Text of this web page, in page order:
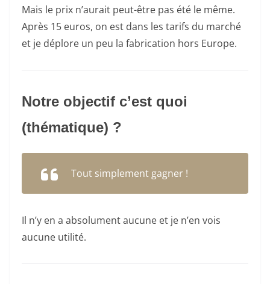
Mais le prix n’aurait peut-être pas été le même.
Après 15 euros, on est dans les tarifs du marché
et je déplore un peu la fabrication hors Europe.
Notre objectif c’est quoi
(thématique) ?
Tout simplement gagner !
Il n’y en a absolument aucune et je n’en vois
aucune utilité.